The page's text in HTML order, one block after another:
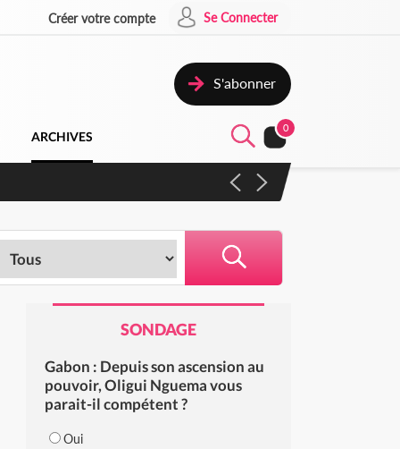
Créer votre compte Se Connecter
S'abonner
ARCHIVES
0
SONDAGE
Gabon : Depuis son ascension au
pouvoir, Oligui Nguema vous
parait-il compétent ?
Oui